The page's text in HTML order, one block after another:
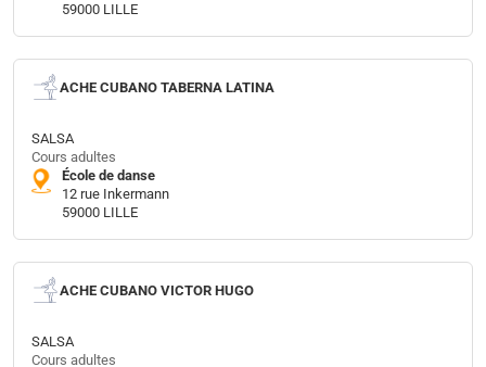
59000 LILLE
ACHE CUBANO TABERNA LATINA
SALSA
Cours adultes
École de danse
12 rue Inkermann
59000 LILLE
ACHE CUBANO VICTOR HUGO
SALSA
Cours adultes